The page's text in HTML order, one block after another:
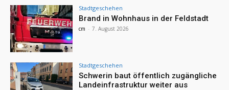
Stadtgeschehen
Brand in Wohnhaus in der Feldstadt
cm - 7. August 2026
Stadtgeschehen
Schwerin baut öffentlich zugängliche
Landeinfrastruktur weiter aus